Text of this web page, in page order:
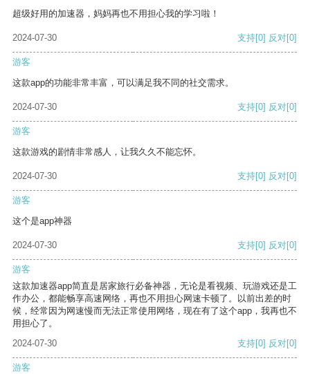
超级好用的加速器，妈妈再也不用担心我的学习啦！
2024-07-30 支持[0] 反对[0]
游客
这款app的功能非常丰富，可以满足我不同的社交需求。
2024-07-30 支持[0] 反对[0]
游客
这款游戏的剧情非常感人，让我久久不能忘怀。
2024-07-30 支持[0] 反对[0]
游客
这个是app神器
2024-07-30 支持[0] 反对[0]
游客
这款加速器app简直是居家旅行必备神器，无论是看视频、玩游戏还是工
作办公，都能畅享高速网络，再也不用担心网速卡顿了。以前出差的时
候，经常因为网速慢而无法正常使用网络，现在有了这个app，我再也不
用担心了。
2024-07-30
支持[0] 反对[0]
游客